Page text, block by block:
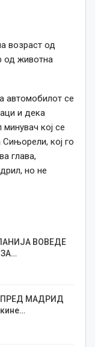
возраст од
од животна
автомобилот се
и дека
кој се
кој го
глава,
но не
ВОВЕДЕ
МАДРИД